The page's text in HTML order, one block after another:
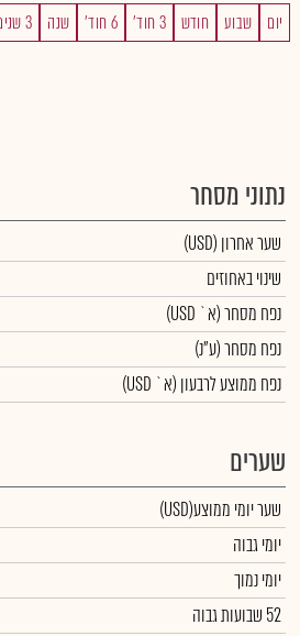
יום שבוע חודש 3 חוד' 6 חוד' שנה 3 שנים
נתוני מסחר
שער אחרון (USD)
שינוי באחוזים
נפח מסחר(א` USD)
נפח מסחר(ע"נ)
נפח ממוצע לרבעון (א` USD)
שערים
שער יומי ממוצע(USD)
יומי גבוה
יומי נמוך
52 שבועות גבוה